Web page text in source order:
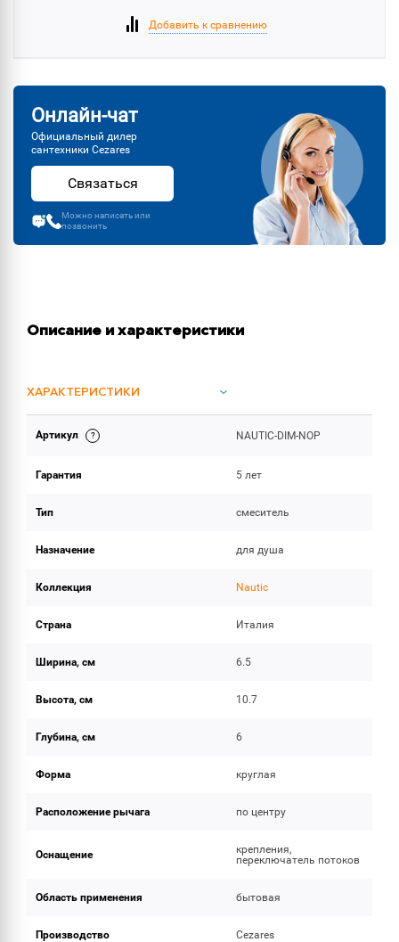
Добавить к сравнению
Онлайн-чат
Официальный дилер
сантехники Cezares
Связаться
Можно написать или
позвонить
Описание и характеристики
ХАРАКТЕРИСТИКИ
ОБЪЕМ ПОСТАВКИ
Артикул NAUTIC-DIM-NOP
Гарантия 5 лет
Тип смеситель
Назначение для душа
Коллекция Nautic
Страна Италия
Ширина, см 6.5
Высота, см 10.7
Глубина, см 6
Форма круглая
Расположение рычага по центру
Оснащение
крепления,
переключатель потоков
Область применения бытовая
Производство Cezares